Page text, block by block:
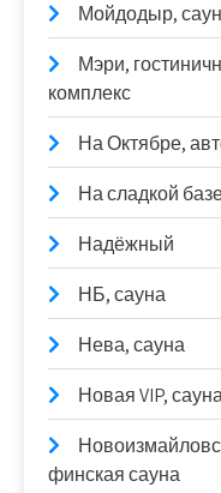
Мойдодыр,
Мэри,
комплекс
На Октябре,
На сладкой
Надёжный
НБ, сауна
Нева, сауна
Новая VIP,
финская сауна